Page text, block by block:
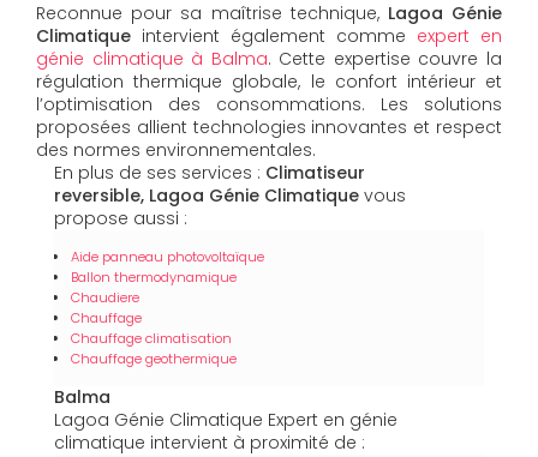
Reconnue pour sa maîtrise technique, Lagoa Génie
Climatique intervient également comme expert en
génie climatique à Balma. Cette expertise couvre la
régulation thermique globale, le confort intérieur et
l’optimisation des consommations. Les solutions
proposées allient technologies innovantes et respect
des normes environnementales.
En plus de ses services : Climatiseur
reversible, Lagoa Génie Climatique vous
propose aussi :
Aide panneau photovoltaïque
Ballon thermodynamique
Chaudiere
Chauffage
Chauffage climatisation
Chauffage geothermique
Balma
Lagoa Génie Climatique Expert en génie
climatique intervient à proximité de :